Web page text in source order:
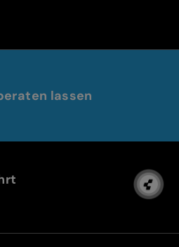
lassen